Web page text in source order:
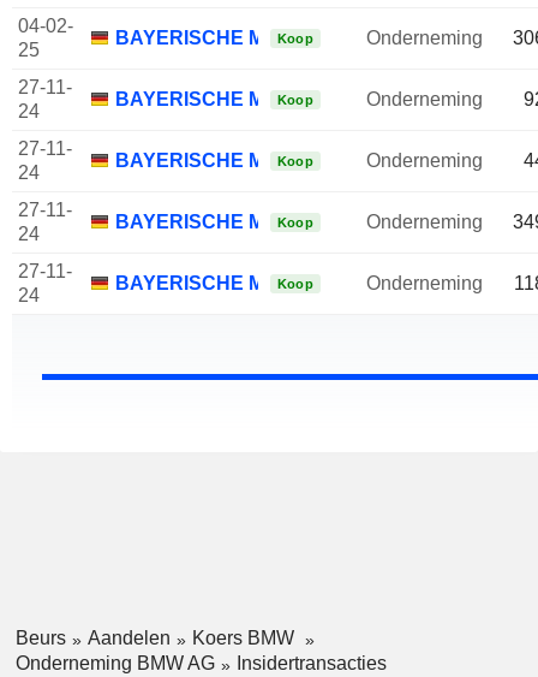
04-02-
25
BAYERISCHE MOTOREN WERKE AG
Koop Onderneming
27-11-
24
BAYERISCHE MOTOREN WERKE AG
Koop Onderneming
27-11-
24
BAYERISCHE MOTOREN WERKE AG
Koop Onderneming
27-11-
24
BAYERISCHE MOTOREN WERKE AG
Koop Onderneming
27-11-
24
BAYERISCHE MOTOREN WERKE AG
Koop Onderneming
Beurs Aandelen
Koers BMW
Onderneming BMW AG
Insidertransacties